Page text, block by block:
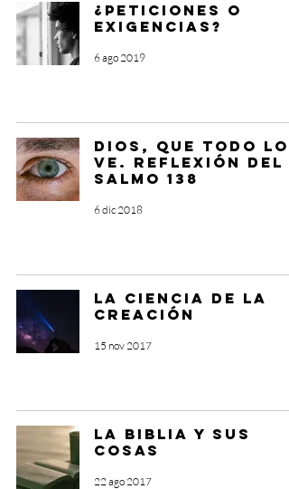
¿Peticiones o
exigencias?
6 ago 2019
Dios, que todo lo
ve. Reflexión del
Salmo 138
6 dic 2018
La ciencia de la
Creación
15 nov 2017
La Biblia y sus
cosas
22 ago 2017